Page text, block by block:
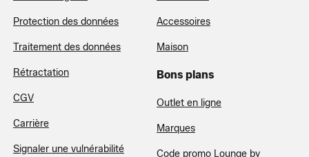
Protection des données
Traitement des données
Rétractation
CGV
Carrière
Signaler une vulnérabilité
Accessoires
Maison
Bons plans
Outlet en ligne
Marques
Code promo Lounge by